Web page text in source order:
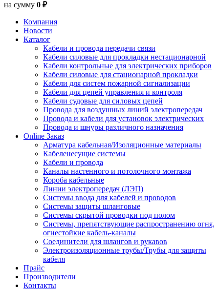
на сумму 0 ₽
Компания
Новости
Каталог
Кабели и провода передачи связи
Кабели силовые для прокладки нестационарной
Кабели контрольные для электрических приборов
Кабели силовые для стационарной прокладки
Кабели для систем пожарной сигнализации
Кабели для цепей управления и контроля
Кабели судовые для силовых цепей
Провода для воздушных линий электропередач
Провода и кабели для установок электрических
Провода и шнуры различного назначения
Online Заказ
Арматура кабельная/Изоляционные материалы
Кабеленесущие системы
Кабели и провода
Каналы настенного и потолочного монтажа
Короба кабельные
Линии электропередач (ЛЭП)
Системы ввода для кабелей и проводов
Системы защиты шланговые
Системы скрытой проводки под полом
Системы, препятствующие распространению огня,
огнестойкие кабель-каналы
Соединители для шлангов и рукавов
Электроизоляционные трубы/Трубы для защиты
кабеля
Прайс
Производители
Контакты